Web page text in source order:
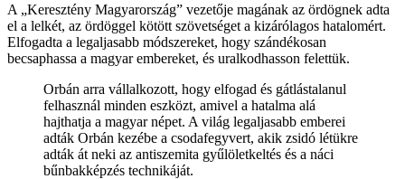
A „Keresztény Magyarország” vezetője magának az ördögnek adta
el a lelkét, az ördöggel kötött szövetséget a kizárólagos hatalomért.
Elfogadta a legaljasabb módszereket, hogy szándékosan
becsaphassa a magyar embereket, és uralkodhasson felettük.
Orbán arra vállalkozott, hogy elfogad és gátlástalanul
felhasznál minden eszközt, amivel a hatalma alá
hajthatja a magyar népet. A világ legaljasabb emberei
adták Orbán kezébe a csodafegyvert, akik zsidó létükre
adták át neki az antiszemita gyűlöletkeltés és a náci
bűnbakképzés technikáját.